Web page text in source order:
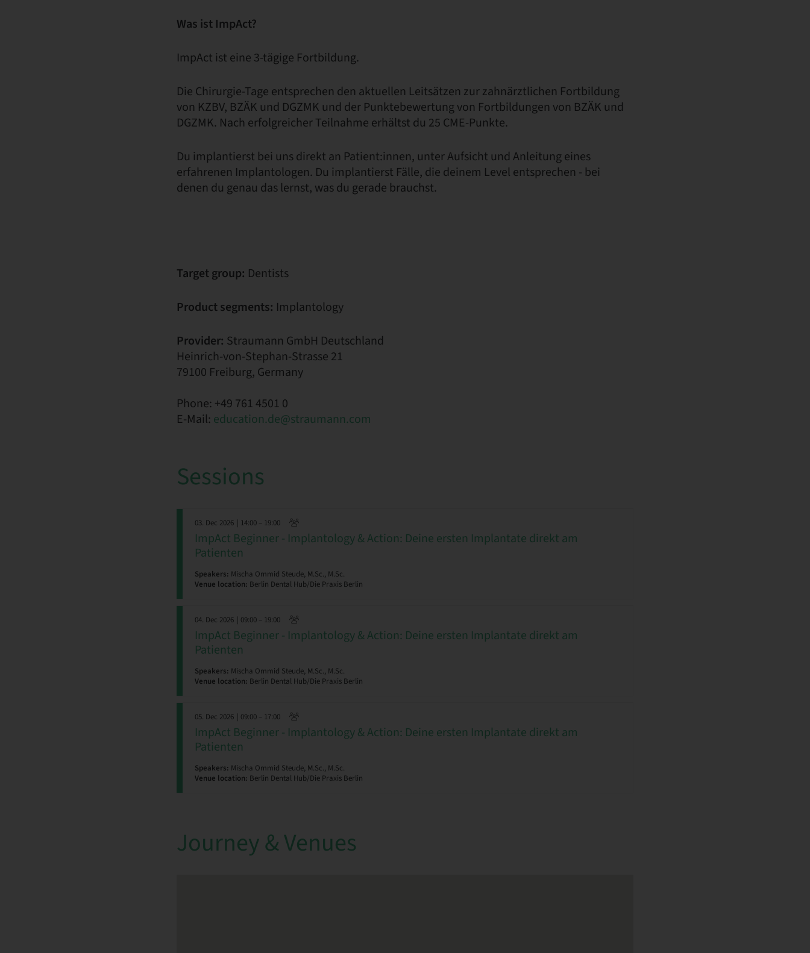
Was ist ImpAct?
ImpAct ist eine 3-tägige Fortbildung.
Die Chirurgie-Tage entsprechen den aktuellen Leitsätzen zur zahnärztlichen Fortbildung
von KZBV, BZÄK und DGZMK und der Punktebewertung von Fortbildungen von BZÄK und
DGZMK. Nach erfolgreicher Teilnahme erhältst du 25 CME-Punkte.
Du implantierst bei uns direkt an Patient:innen, unter Aufsicht und Anleitung eines
erfahrenen Implantologen. Du implantierst Fälle, die deinem Level entsprechen - bei
denen du genau das lernst, was du gerade brauchst.
Target group: Dentists
Product segments: Implantology
Provider: Straumann GmbH Deutschland
Heinrich-von-Stephan-Strasse 21
79100 Freiburg, Germany
Phone: +49 761 4501 0
E-Mail: education.de@straumann.com
Sessions
03. Dec 2026 | 14:00 – 19:00
ImpAct Beginner - Implantology & Action: Deine ersten Implantate direkt am
Patienten
Speakers: Mischa Ommid Steude, M.Sc., M.Sc.
Venue location: Berlin Dental Hub/Die Praxis Berlin
04. Dec 2026 | 09:00 – 19:00
ImpAct Beginner - Implantology & Action: Deine ersten Implantate direkt am
Patienten
Speakers: Mischa Ommid Steude, M.Sc., M.Sc.
Venue location: Berlin Dental Hub/Die Praxis Berlin
05. Dec 2026 | 09:00 – 17:00
ImpAct Beginner - Implantology & Action: Deine ersten Implantate direkt am
Patienten
Speakers: Mischa Ommid Steude, M.Sc., M.Sc.
Venue location: Berlin Dental Hub/Die Praxis Berlin
Journey & Venues